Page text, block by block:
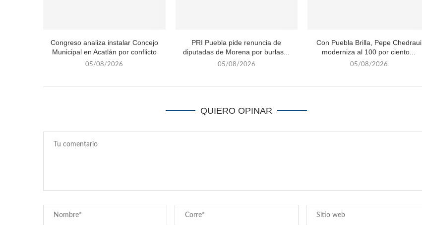
Congreso analiza instalar Concejo
Municipal en Acatlán por conflicto
05/08/2026
PRI Puebla pide renuncia de
diputadas de Morena por burlas...
05/08/2026
Con Puebla Brilla, Pepe Chedraui
moderniza al 100 por ciento...
05/08/2026
QUIERO OPINAR